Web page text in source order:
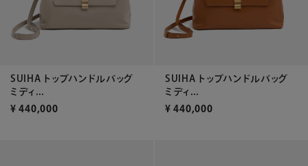
SUIHA トップハンドルバッグ
ミディ...
¥ 440,000
SUIHA トップハンドルバッグ
ミディ...
¥ 440,000